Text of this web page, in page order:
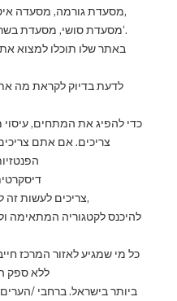
מסעדת גורמה, מסעדה איטלקי, מסעדה תאילנדית,
מסעדת סושי, מסעדת בשרים, מסעדה חלבית ועוד‘.
באתר שלו תוכלו למצוא
לדעת בדיוק לקראת מה
כדי להפיג את המתחים,
צריכים. אם אתם
צריכים לעשות זה לבקר בפורטל הבית שלנו,
להיכנס לקטגוריה המתאימה
כל מי שמגיע לאזור המרכז
ללא ספק
ביותר בישראל. ברחבי /